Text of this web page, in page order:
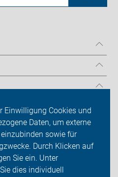
Einwilligung Cookies und
Daten, um externe
sowie für
Durch Klicken auf
Sie ein. Unter
dies individuell